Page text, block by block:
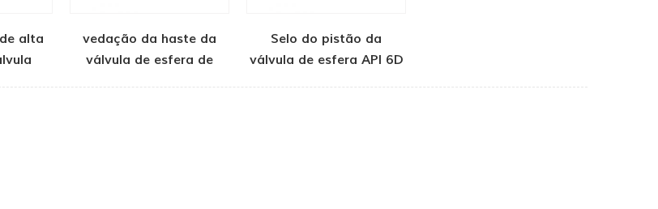
alta
vedação da haste da
válvula de esfera de
Selo do pistão da
válvula de esfera API 6D